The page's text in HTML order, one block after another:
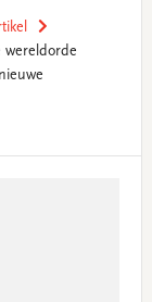
wereldorde